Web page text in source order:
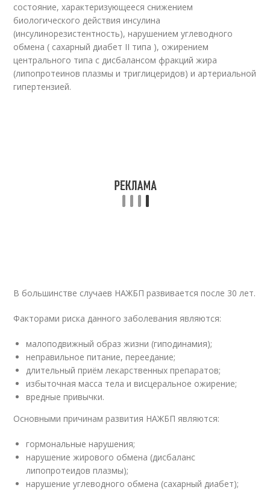
состояние, характеризующееся снижением
биологического действия инсулина
(инсулинорезистентность), нарушением углеводного
обмена ( сахарный диабет II типа ), ожирением
центрального типа с дисбалансом фракций жира
(липопротеинов плазмы и триглицеридов) и артериальной
гипертензией.
В большинстве случаев НАЖБП развивается после 30 лет.
Факторами риска данного заболевания являются:
малоподвижный образ жизни (гиподинамия);
неправильное питание, переедание;
длительный приём лекарственных препаратов;
избыточная масса тела и висцеральное ожирение;
вредные привычки.
Основными причинам развития НАЖБП являются:
гормональные нарушения;
нарушение жирового обмена (дисбаланс
липопротеидов плазмы);
нарушение углеводного обмена (сахарный диабет);